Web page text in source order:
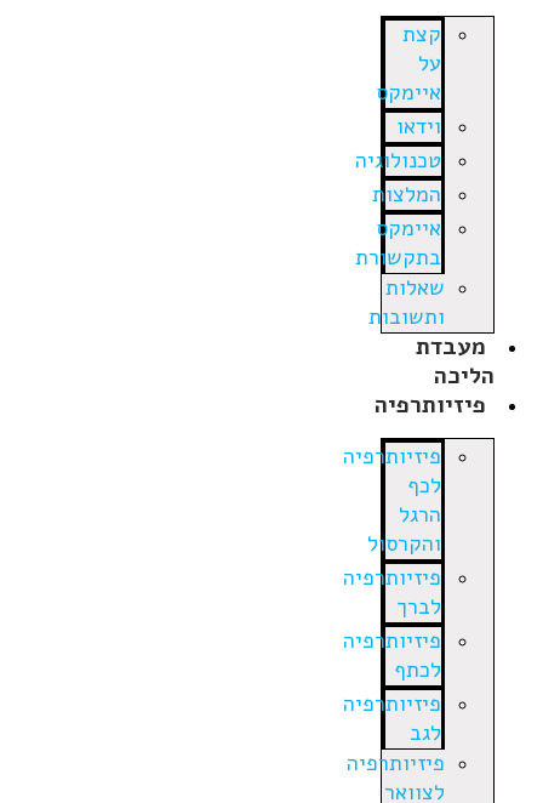
קצת
איימקס
וידאו
טכנולוגיה
המלצות
איימקס
בתקשורת
שאלות
ותשובות
מעבדת
הליכה
פיזיותרפיה
פיזיותרפיה
הרגל
והקרסול
פיזיותרפיה
לברך
פיזיותרפיה
לכתף
פיזיותרפיה
פיזיותרפיה
לצוואר